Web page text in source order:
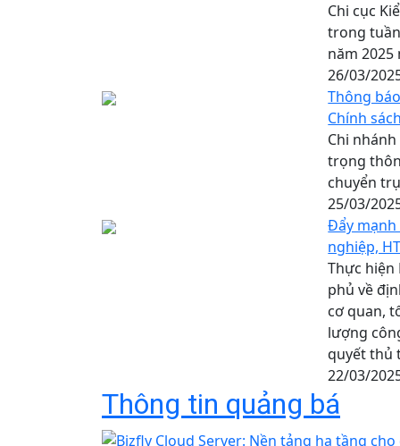
Chi cục
trong
năm 2025
26/03/
Thông
Chính
Chi
trọng
chuyển
25/03/
Đẩy
nghiệp,
Thực hiện
phủ về
cơ quan,
lượng
quyết thủ
22/03/
Thông tin quảng bá